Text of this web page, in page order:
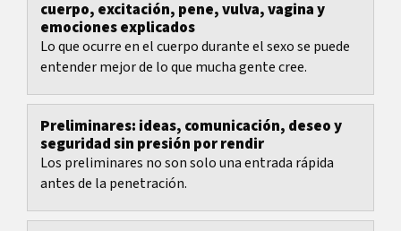
cuerpo, excitación, pene, vulva, vagina y
emociones explicados
Lo que ocurre en el cuerpo durante el sexo se puede
entender mejor de lo que mucha gente cree.
Preliminares: ideas, comunicación, deseo y
seguridad sin presión por rendir
Los preliminares no son solo una entrada rápida
antes de la penetración.